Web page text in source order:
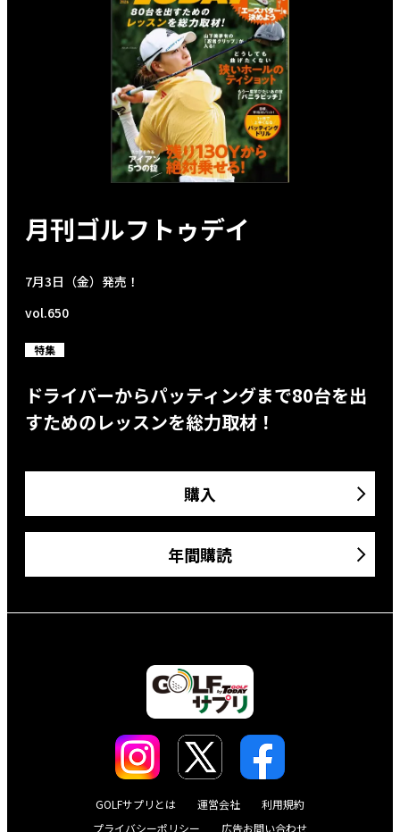
月刊ゴルフトゥデイ
7月3日（金）発売！
vol.650
特集
ドライバーからパッティングまで80台を出
すためのレッスンを総力取材！
購入
年間購読
GOLFサプリとは 運営会社
利用規約
プライバシーポリシー
広告お問い合わせ